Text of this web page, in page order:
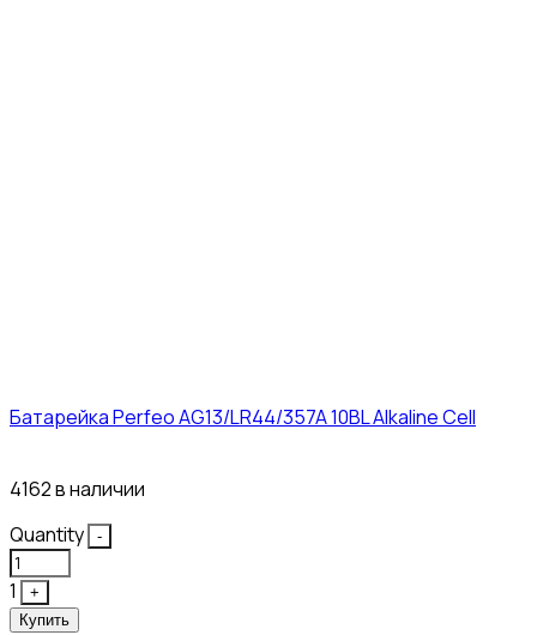
Батарейка Perfeo AG13/LR44/357A 10BL Alkaline Cell
4162 в наличии
Quantity
-
1
+
Купить